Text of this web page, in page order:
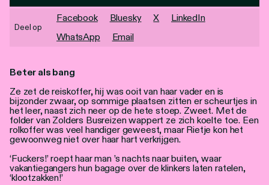
Beter als bang
Ze zet de reiskoffer, hij was ooit van haar vader en is
bijzonder zwaar, op sommige plaatsen zitten er scheurtjes in
het leer, naast zich neer op de hete stoep. Zweet. Met de
folder van Zolders Busreizen wappert ze zich koelte toe. Een
rolkoffer was veel handiger geweest, maar Rietje kon het
gewoonweg niet over haar hart verkrijgen.
‘Fuckers!’ roept haar man ’s nachts naar buiten, waar
vakantiegangers hun bagage over de klinkers laten ratelen,
‘klootzakken!’
Deel op
Facebook Bluesky X
LinkedIn
WhatsApp
Email
Over SLAA
Vacatures
Locaties
Personen
Toegankelijkheid
Stadsdichter